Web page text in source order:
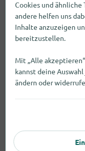
Ketten wie
Real
(Hauptstr. 24),
Welches
und
Wo finde
Cookies und ähnliche
andere helfen uns
Inhalte anzuzeigen
bereitzustellen.
Mit „Alle
kannst deine
ändern oder